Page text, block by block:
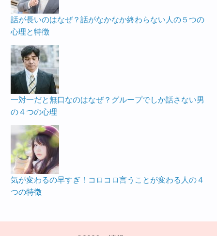
話が長いのはなぜ？話がなかなか終わらない人の５つの
心理と特徴
一対一だと無口なのはなぜ？グループでしか話さない男
の４つの心理
気が変わるの早すぎ！コロコロ言うことが変わる人の４
つの特徴